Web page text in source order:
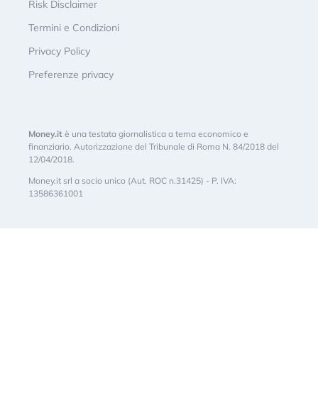
Risk Disclaimer
Termini e Condizioni
Privacy Policy
Preferenze privacy
Money.it è una testata giornalistica a tema economico e
finanziario. Autorizzazione del Tribunale di Roma N. 84/2018 del
12/04/2018.
Money.it srl a socio unico (Aut. ROC n.31425) - P. IVA:
13586361001